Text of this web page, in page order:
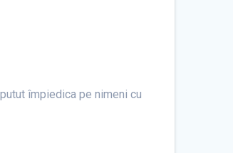
împiedica pe nimeni cu